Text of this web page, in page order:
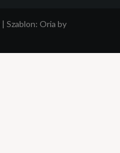
| Szablon: Oria by